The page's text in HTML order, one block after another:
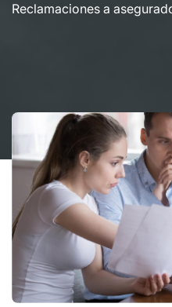
Reclamaciones a